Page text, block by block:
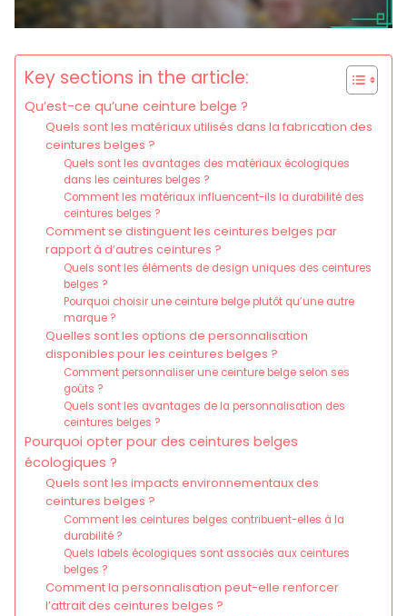
Key sections in the article:
Qu’est-ce qu’une ceinture belge ?
Quels sont les matériaux utilisés dans la fabrication des
ceintures belges ?
Quels sont les avantages des matériaux écologiques
dans les ceintures belges ?
Comment les matériaux influencent-ils la durabilité des
ceintures belges ?
Comment se distinguent les ceintures belges par
rapport à d’autres ceintures ?
Quels sont les éléments de design uniques des ceintures
belges ?
Pourquoi choisir une ceinture belge plutôt qu’une autre
marque ?
Quelles sont les options de personnalisation
disponibles pour les ceintures belges ?
Comment personnaliser une ceinture belge selon ses
goûts ?
Quels sont les avantages de la personnalisation des
ceintures belges ?
Pourquoi opter pour des ceintures belges
écologiques ?
Quels sont les impacts environnementaux des
ceintures belges ?
Comment les ceintures belges contribuent-elles à la
durabilité ?
Quels labels écologiques sont associés aux ceintures
belges ?
Comment la personnalisation peut-elle renforcer
l’attrait des ceintures belges ?